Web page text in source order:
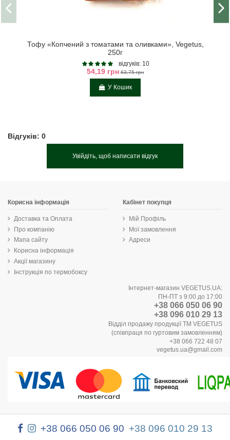
Тофу «Копчений з томатами та оливками», Vegetus,
250г
відгуків: 10
54,19 грн 63,75 грн
У Кошик
Відгуків: 0
Увійдіть, щоб написати відгук
Корисна інформація
Доставка та Оплата
Про компанію
Мапа сайту
Корисна інформація
Акції магазину
Інструкція по термобоксу
Кабінет покупця
Мій Профіль
Мої замовлення
Адреси
Інтернет-магазин VEGETUS.UA:
ПН-ПТ з 9:00 до 17:00
+38 066 050 06 90
+38 096 010 29 13
Відділ продажу продукції ТМ VEGETUS
(співпраця по гуртовим замовленням)
+38 066 722 48 07
vegetus.ua@gmail.com
+38 066 050 06 90 +38 096 010 29 13